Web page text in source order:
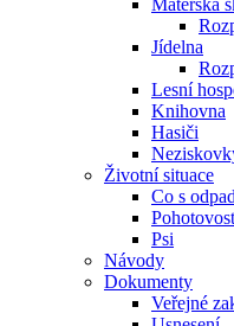
Mateřská
Jídelna
Lesní
Knihovna
Hasiči
Životní situace
Co s
Pohotovost
Psi
Návody
Dokumenty
Veřejné